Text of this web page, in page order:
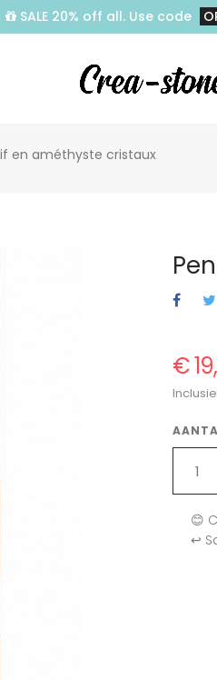
SALE 20% off all. Use code
en améthyste cristaux
€
😊
↩️